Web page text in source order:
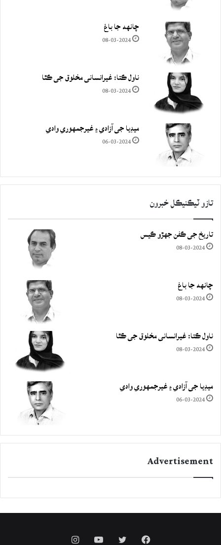
چانهه جا باغ
08-03-2024
ناول ڪتا: غيرانساني مخلوق جي ڪٿا
08-03-2024
ميڊيا جي آزادي ۽ غيرجمھوري وادي
06-03-2024
تازو ٽيڪنيڪل خبرون
تاريخ جي ڪفن جھڙو ڪيس
08-03-2024
چانهه جا باغ
08-03-2024
ناول ڪتا: غيرانساني مخلوق جي ڪٿا
08-03-2024
ميڊيا جي آزادي ۽ غيرجمھوري وادي
06-03-2024
Advertisement
Facebook
Twitter
YouTube